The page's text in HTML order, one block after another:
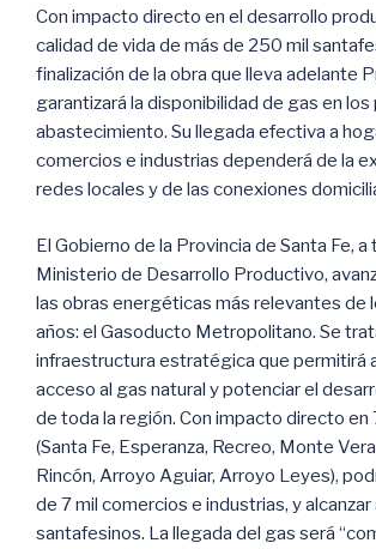
Con impacto directo en el desarrollo
calidad de vida de más de 250 mil
finalización de la obra que lleva adelante
garantizará la disponibilidad de gas en
abastecimiento. Su llegada efectiva a
comercios e industrias dependerá de la
redes locales y de las conexiones
El Gobierno de la Provincia de Santa Fe, a
Ministerio de Desarrollo Productivo,
las obras energéticas más relevantes de
años: el Gasoducto Metropolitano. Se
infraestructura estratégica que permitirá
acceso al gas natural y potenciar el
de toda la región. Con impacto directo en
(Santa Fe, Esperanza, Recreo, Monte
Rincón, Arroyo Aguiar, Arroyo Leyes),
de 7 mil comercios e industrias, y alcanzar
santafesinos. La llegada del gas será